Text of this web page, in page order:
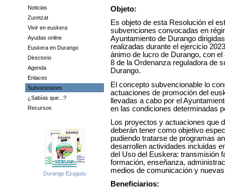
Noticias
Zuretzat
Vivir en euskera
Ayudas online
Euskera en Durango
Directorio
Agenda
Enlaces
Subvenciones
¿Sabías que...?
Recursos
Durango Ezagutu
Objeto:
Es objeto de esta Resolución el
subvenciones convocadas en
Ayuntamiento de Durango
realizadas durante el ejercicio
ánimo de lucro de Durango, con
8 de la Ordenanza reguladora de
Durango.
El concepto subvencionable lo
actuaciones de promoción del
llevadas a cabo por el
en las condiciones determinadas
Los proyectos y actuaciones que
deberán tener como objetivo
pudiendo tratarse de programas
desarrollen actividades incluidas
del Uso del Euskera: transmisión
formación, enseñanza, adm
medios de comunicación y n
Beneficiarios: